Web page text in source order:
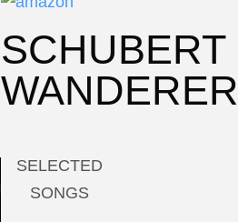
SCHUBERT
WANDERER
SELECTED
SONGS